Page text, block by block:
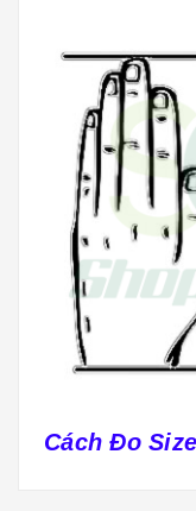
Cách Đo